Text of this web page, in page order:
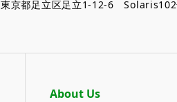
東京都足立区足立1-12-6
About Us